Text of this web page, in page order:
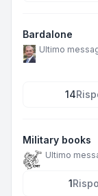
Bardalone
Ultimo
14
Military books
Ultimo
1